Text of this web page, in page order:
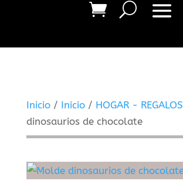
Inicio/ Inicio/ HOGAR - REGALOS
dinosaurios de chocolate